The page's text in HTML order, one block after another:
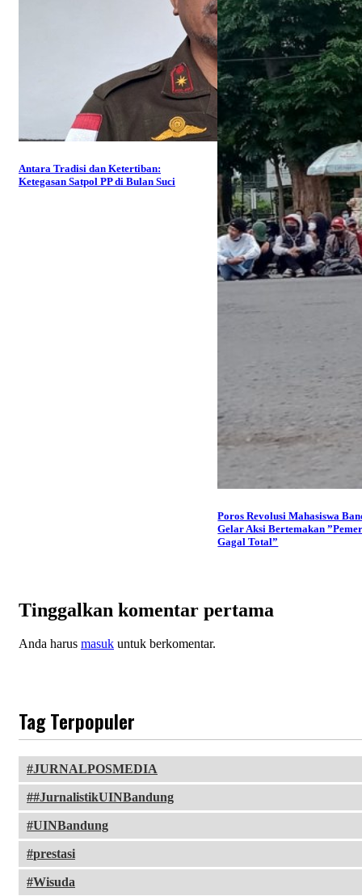
Antara Tradisi dan Ketertiban:
Ketegasan Satpol PP di Bulan Suci
Poros Revolusi Mahasiswa
Gelar Aksi Bertemakan
Gagal Total”
Tinggalkan komentar pertama
Anda harus masuk untuk berkomentar.
Tag Terpopuler
JURNALPOSMEDIA
#JurnalistikUINBandung
UINBandung
prestasi
Wisuda